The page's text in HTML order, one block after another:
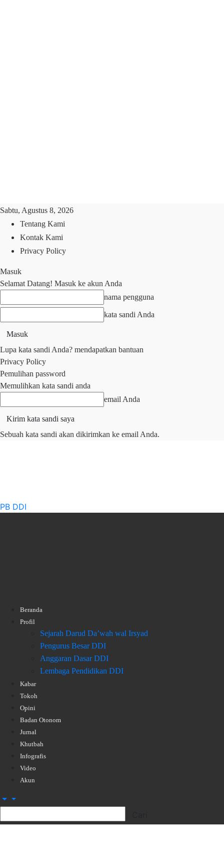
Sabtu, Agustus 8, 2026
Tentang Kami
Kontak Kami
Privacy Policy
Masuk
Selamat Datang! Masuk ke akun Anda
nama pengguna
kata sandi Anda
Lupa kata sandi Anda? mendapatkan bantuan
Privacy Policy
Pemulihan password
Memulihkan kata sandi anda
email Anda
Sebuah kata sandi akan dikirimkan ke email Anda.
PB DDI
Beranda
Profil
Sejarah Darud Da’wah wal Irsyad
Pengurus Besar DDI
Anggaran Dasar DDI
Lembaga Pendidikan DDI
Kabar
Tokoh
Opini
Badan Otonom
Jurnal
Khutbah
Infografis
Video
Akun